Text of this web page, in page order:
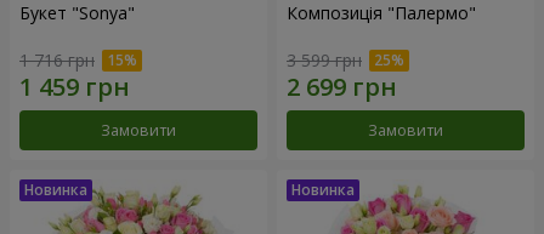
Букет "Sonya"
1 716 грн
Замовити
Композиція "Палермо"
3 599 грн
Замовити